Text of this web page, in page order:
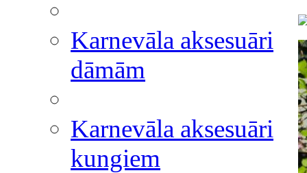
Karnevāla aksesuāri
dāmām
Karnevāla aksesuāri
kungiem